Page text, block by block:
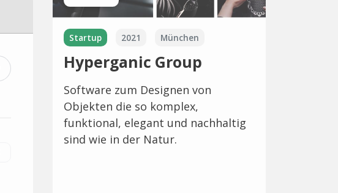
Startup 2021 München
Hyperganic Group
Software zum Designen von
Objekten die so komplex,
funktional, elegant und nachhaltig
sind wie in der Natur.